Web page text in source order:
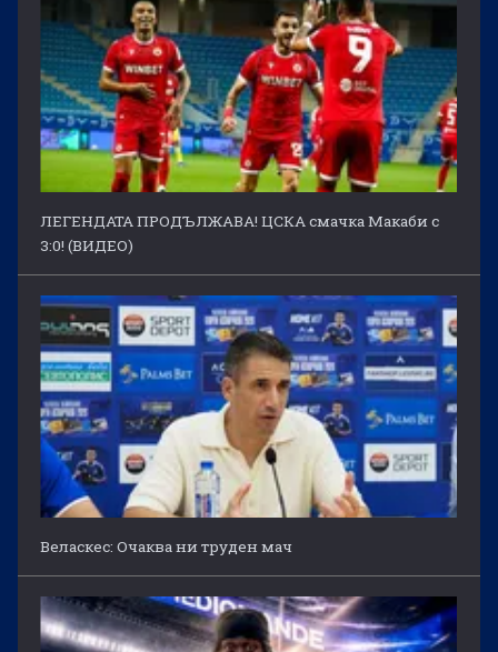
ЛЕГЕНДАТА ПРОДЪЛЖАВА! ЦСКА смачка Макаби с
3:0! (ВИДЕО)
Веласкес: Очаква ни труден мач